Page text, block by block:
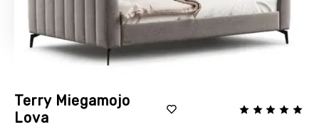
Terry Miegamojo
Lova